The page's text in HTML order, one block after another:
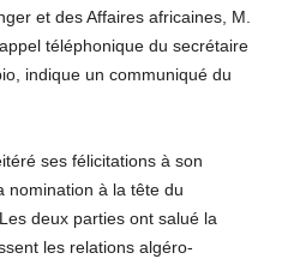
et des Affaires africaines, M.
téléphonique du secrétaire
indique un communiqué du
ses félicitations à son
nomination à la tête du
deux parties ont salué la
les relations algéro-